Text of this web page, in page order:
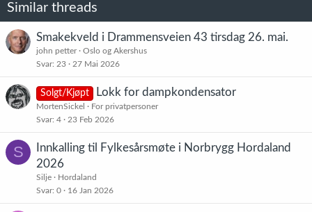
Similar threads
Smakekveld i Drammensveien 43 tirsdag 26. mai.
john petter
Oslo og Akershus
Svar 23 27 Mai 2026
Solgt/Kjøpt Lokk for dampkondensator
MortenSickel
For privatpersoner
Svar 4 23 Feb 2026
S
Innkalling til Fylkesårsmøte i Norbrygg Hordaland
2026
Silje
Hordaland
Svar 0 16 Jan 2026